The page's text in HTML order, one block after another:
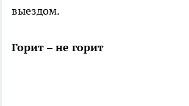
выездом.
Горит – не горит